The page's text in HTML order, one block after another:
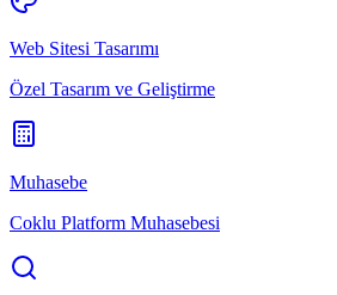
Web Sitesi Tasarımı
Özel Tasarım ve Geliştirme
Muhasebe
Coklu Platform Muhasebesi